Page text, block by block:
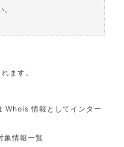
ます。
Whois 情報としてインター
象情報一覧